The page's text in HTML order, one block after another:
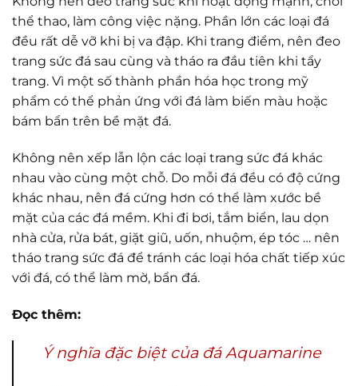
thể thao, làm công việc nặng. Phần lớn các loại đá
đều rất dễ vỡ khi bị va đập. Khi trang điểm, nên đeo
trang sức đá sau cùng và tháo ra đầu tiên khi tẩy
trang. Vì một số thành phần hóa học trong mỹ
phẩm có thể phản ứng với đá làm biến màu hoặc
bám bẩn trên bề mặt đá.
Không nên xếp lẫn lộn các loại trang sức đá khác
nhau vào cùng một chỗ. Do mỗi đá đều có độ cứng
khác nhau, nên đá cứng hơn có thể làm xước bề
mặt của các đá mềm. Khi đi bơi, tắm biển, lau dọn
nhà cửa, rửa bát, giặt giũ, uốn, nhuộm, ép tóc … nên
tháo trang sức đá để tránh các loại hóa chất tiếp xúc
với đá, có thể làm mờ, bẩn đá.
Đọc thêm:
Ý nghĩa đặc biệt của đá Aquamarine